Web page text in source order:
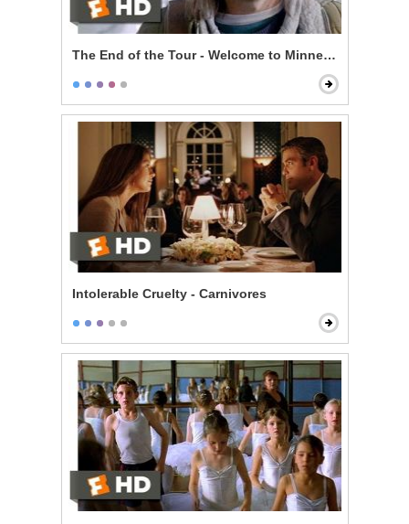
The End of the Tour - Welcome to Minneapolis
Intolerable Cruelty - Carnivores